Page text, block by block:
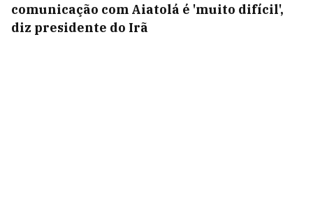
comunicação com Aiatolá é 'muito difícil',
diz presidente do Irã